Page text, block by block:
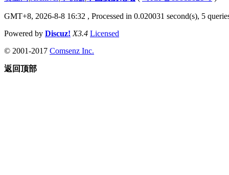
GMT+8, 2026-8-8 16:32 , Processed in 0.020031 second(s), 5
Powered by Discuz! X3.4 Licensed
© 2001-2017 Comsenz Inc.
返回顶部